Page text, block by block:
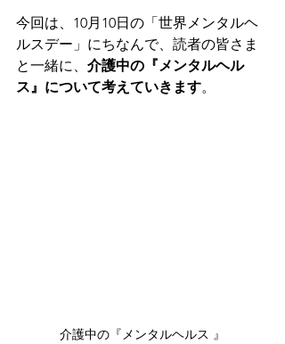
今回は、10月10日の「世界メンタルヘ
ルスデー」にちなんで、読者の皆さま
と一緒に、 介護中の『メンタルヘル
ス』について考えていきます。
介護中の『メンタルヘルス 』